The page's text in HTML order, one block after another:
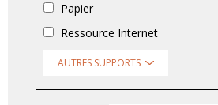
Papier
Ressource Internet
AUTRES SUPPORTS